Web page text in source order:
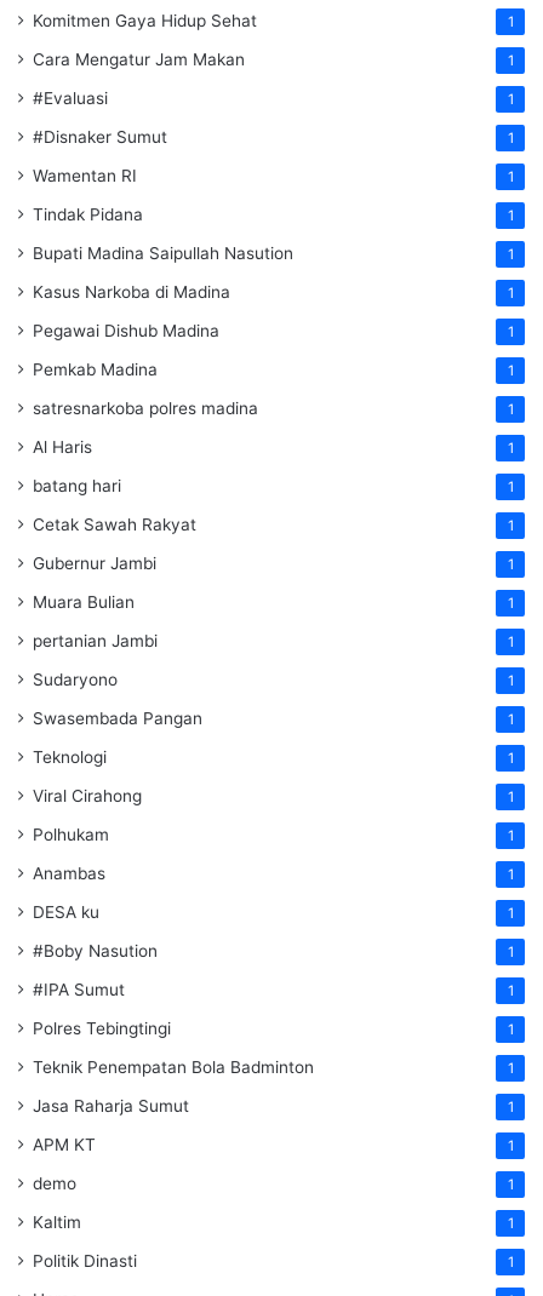
Komitmen Gaya Hidup Sehat 1
Cara Mengatur Jam Makan 1
#Evaluasi 1
#Disnaker Sumut 1
Wamentan RI 1
Tindak Pidana 1
Bupati Madina Saipullah Nasution 1
Kasus Narkoba di Madina 1
Pegawai Dishub Madina 1
Pemkab Madina 1
satresnarkoba polres madina 1
Al Haris 1
batang hari 1
Cetak Sawah Rakyat 1
Gubernur Jambi 1
Muara Bulian 1
pertanian Jambi 1
Sudaryono 1
Swasembada Pangan 1
Teknologi 1
Viral Cirahong 1
Polhukam 1
Anambas 1
DESA ku 1
#Boby Nasution 1
#IPA Sumut 1
Polres Tebingtingi 1
Teknik Penempatan Bola Badminton 1
Jasa Raharja Sumut 1
APM KT 1
demo 1
Kaltim 1
Politik Dinasti 1